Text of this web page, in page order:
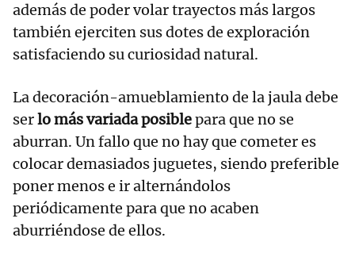
además de poder volar trayectos más largos
también ejerciten sus dotes de exploración
satisfaciendo su curiosidad natural.
La decoración-amueblamiento de la jaula debe
serlo más variada posiblepara que no se
aburran. Un fallo que no hay que cometer es
colocar demasiados juguetes, siendo preferible
poner menos e ir alternándolos
periódicamente para que no acaben
aburriéndose de ellos.